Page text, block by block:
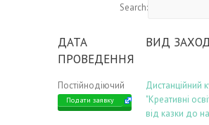
Search:
ДАТА
ПРОВЕДЕННЯ
ВИД
Постійнодіючий
Подати заявку
Дистанційний
"Креативні
від казки до